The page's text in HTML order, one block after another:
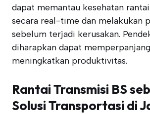
dapat memantau kesehatan
secara real-time dan melakukan
sebelum terjadi kerusakan.
diharapkan dapat
meningkatkan produktivitas.
Rantai Transmisi BS
Solusi Transportasi di